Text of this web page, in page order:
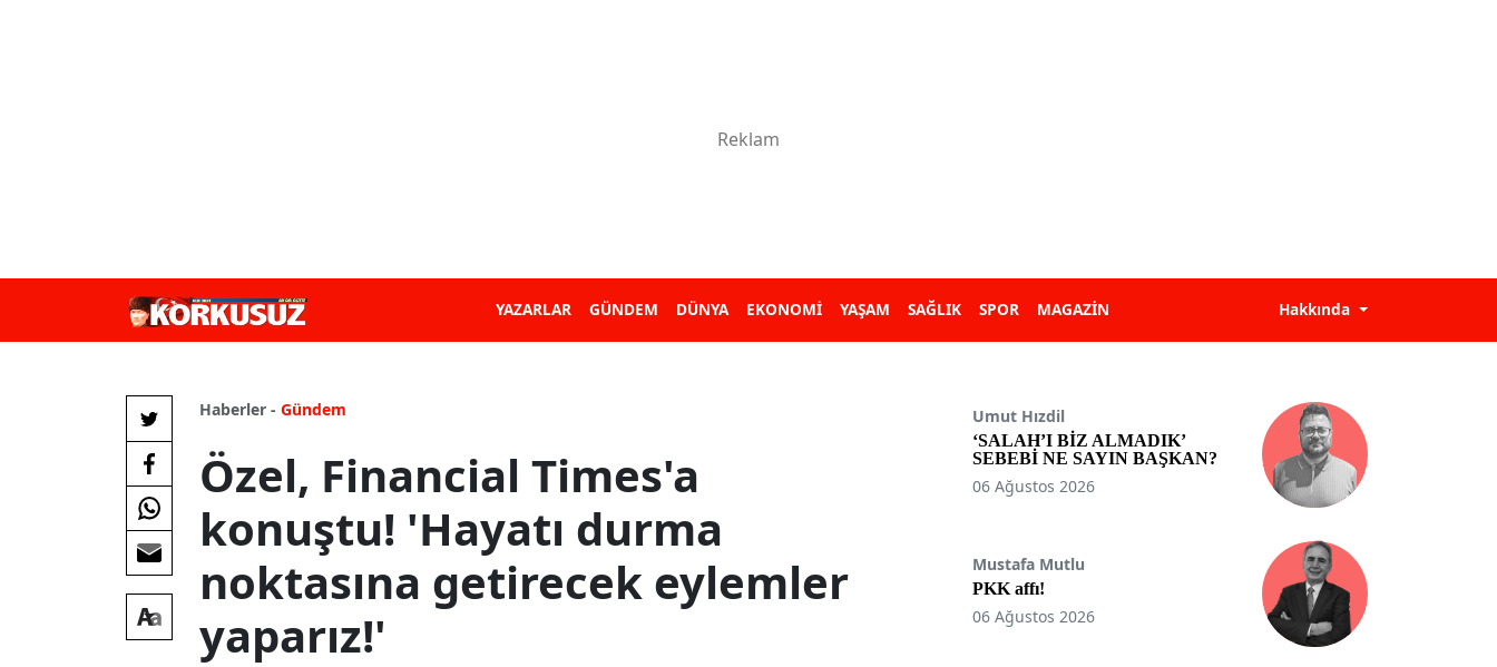
YAZARLAR GÜNDEM DÜNYA EKONOMİ YAŞAM SAĞLIK SPOR MAGAZİN Hakkında
Haberler - Gündem
Özel, Financial Times'a
konuştu! 'Hayatı durma
noktasına getirecek eylemler
yaparız!'
Umut Hızdil
‘SALAH’I BİZ ALMADIK’
SEBEBİ NE SAYIN BAŞKAN?
06 Ağustos 2026
Mustafa Mutlu
PKK affı!
06 Ağustos 2026